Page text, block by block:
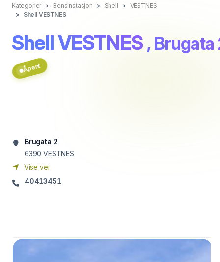
Kategorier Bensinstasjon Shell
VESTNES
Shell VESTNES
Shell VESTNES , Brugata
Åpent
Brugata 2
6390 VESTNES
Vise vei
40413451